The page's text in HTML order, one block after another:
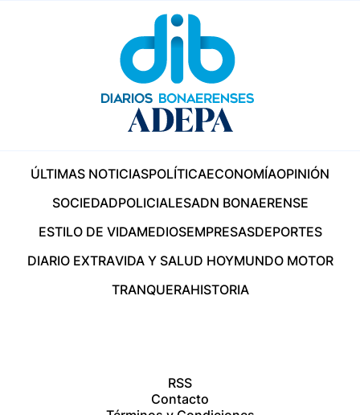
ÚLTIMAS NOTICIASPOLÍTICAECONOMÍAOPINIÓN
SOCIEDADPOLICIALESADN BONAERENSE
ESTILO DE VIDAMEDIOSEMPRESASDEPORTES
DIARIO EXTRAVIDA Y SALUD HOYMUNDO MOTOR
TRANQUERAHISTORIA
RSS
Contacto